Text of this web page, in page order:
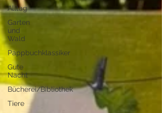
Alltag
Garten
und
Wald
Pappbuchklassiker
Gute
Nacht
Bücherei/Bibliothek
Tiere